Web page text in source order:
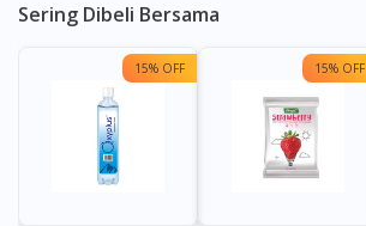
Sering Dibeli Bersama
15% OFF 15% OFF